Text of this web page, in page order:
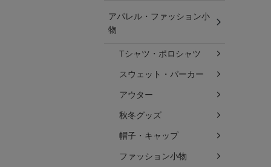
アパレル・ファッション小
物
Tシャツ・ポロシャツ
スウェット・パーカー
アウター
秋冬グッズ
帽子・キャップ
ファッション小物